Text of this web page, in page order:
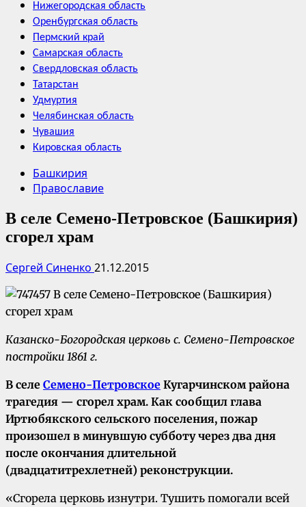
Нижегородская область
Оренбургская область
Пермский край
Самарская область
Свердловская область
Татарстан
Удмуртия
Челябинская область
Чувашия
Кировская область
Башкирия
Православие
В селе Семено-Петровское (Башкирия)
сгорел храм
Сергей Синенко 21.12.2015
Казанско-Богородская церковь с. Семено-Петровское
постройки 1861 г.
В селе Семено-Петровское Кугарчинском района
трагедия — сгорел храм. Как сообщил глава
Иртюбякского сельского поселения, пожар
произошел в минувшую субботу через два дня
после окончания длительной
(двадцатитрехлетней) реконструкции.
«Сгорела церковь изнутри. Тушить помогали всей